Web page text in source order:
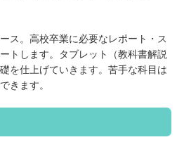
ど進路に対する手厚いサポートを提
年々増加しており、進路選択のチャ
に１回ほど「夢授業」というものを
かりの生徒は「自分がどんなことを
な仕事があるのだろう？」と感じて
く機会を設けることで将来の選択肢
評でどのような分野の夢授業をして
ス。高校卒業に必要なレポート・ス
トします。タブレット（教科書解説
を仕上げていきます。苦手な科目は
きます。